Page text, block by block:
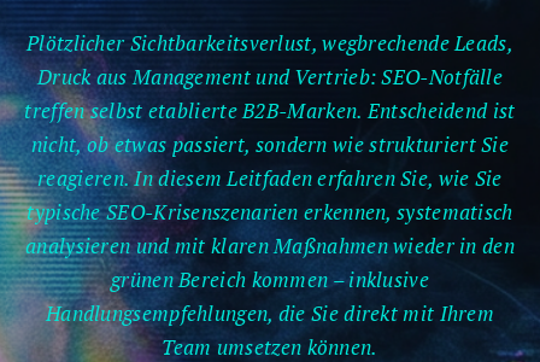
Plötzlicher Sichtbarkeitsverlust, wegbrechende Leads,
Druck aus Management und Vertrieb: SEO-Notfälle
treffen selbst etablierte B2B-Marken. Entscheidend ist
nicht, ob etwas passiert, sondern wie strukturiert Sie
reagieren. In diesem Leitfaden erfahren Sie, wie Sie
typische SEO-Krisenszenarien erkennen, systematisch
analysieren und mit klaren Maßnahmen wieder in den
grünen Bereich kommen – inklusive
Handlungsempfehlungen, die Sie direkt mit Ihrem
Team umsetzen können.